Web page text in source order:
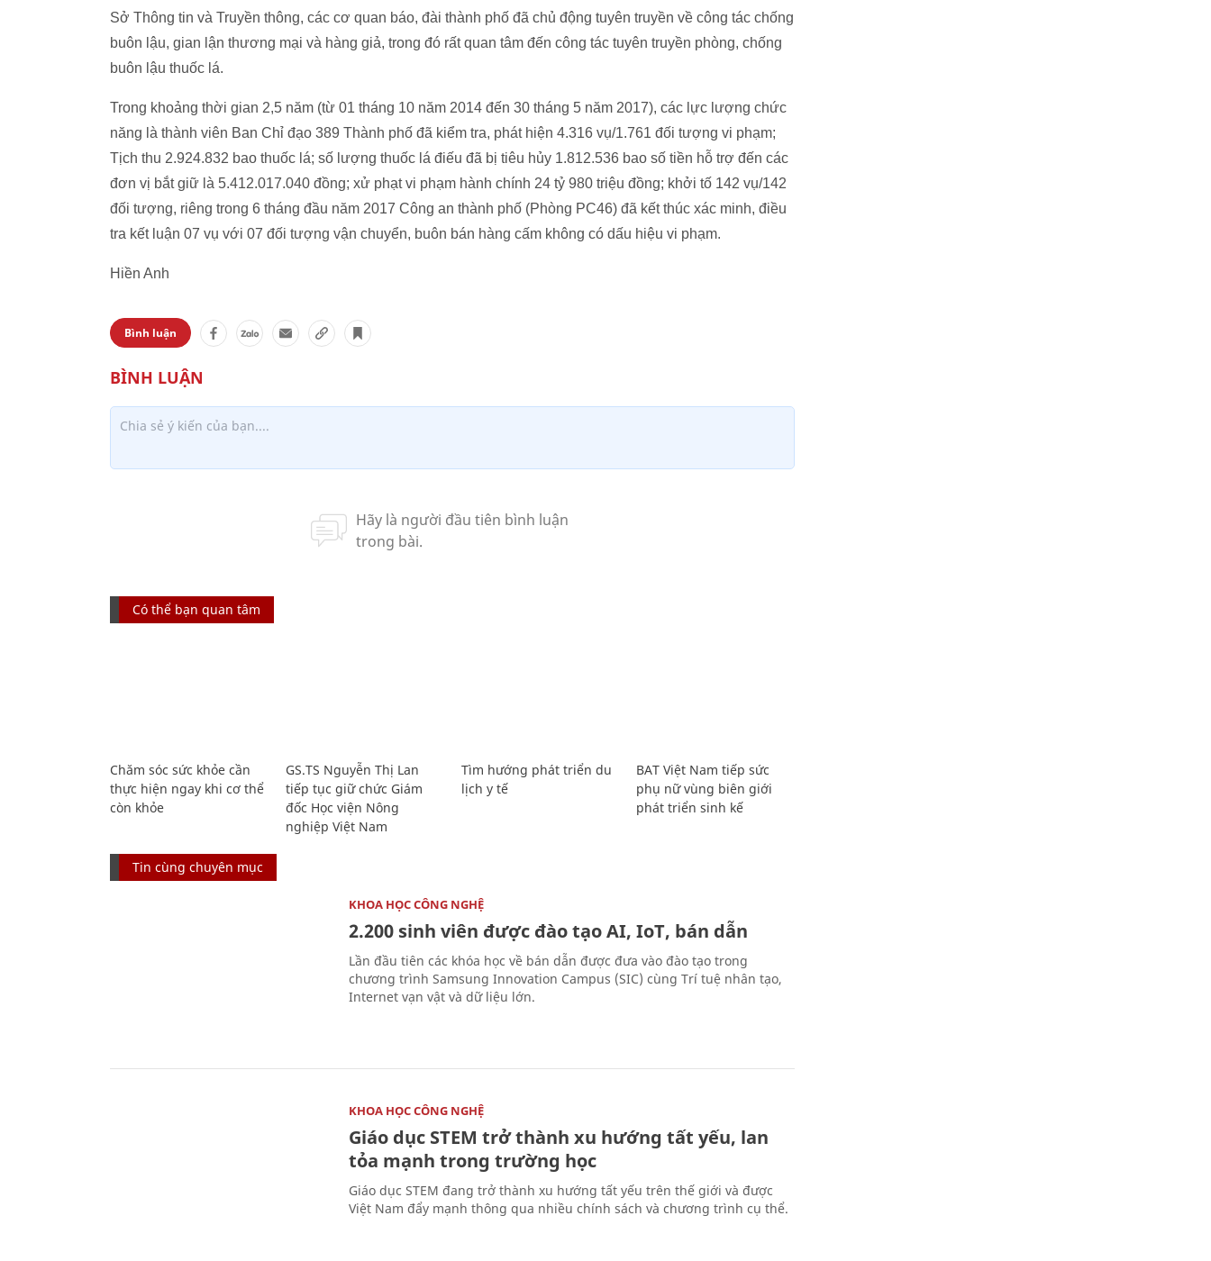
Sở Thông tin và Truyền thông, các cơ quan báo, đài thành phố đã chủ động tuyên truyền về công tác chống
buôn lậu, gian lận thương mại và hàng giả, trong đó rất quan tâm đến công tác tuyên truyền phòng, chống
buôn lậu thuốc lá.
Trong khoảng thời gian 2,5 năm (từ 01 tháng 10 năm 2014 đến 30 tháng 5 năm 2017), các lực lượng chức
năng là thành viên Ban Chỉ đạo 389 Thành phố đã kiểm tra, phát hiện 4.316 vụ/1.761 đối tượng vi phạm;
Tịch thu 2.924.832 bao thuốc lá; số lượng thuốc lá điếu đã bị tiêu hủy 1.812.536 bao số tiền hỗ trợ đến các
đơn vị bắt giữ là 5.412.017.040 đồng; xử phạt vi phạm hành chính 24 tỷ 980 triệu đồng; khởi tố 142 vụ/142
đối tượng, riêng trong 6 tháng đầu năm 2017 Công an thành phố (Phòng PC46) đã kết thúc xác minh, điều
tra kết luận 07 vụ với 07 đối tượng vận chuyển, buôn bán hàng cấm không có dấu hiệu vi phạm.
Hiền Anh
Bình luận
Có thể bạn quan tâm
Chăm sóc sức khỏe cần
thực hiện ngay khi cơ thể
còn khỏe
GS.TS Nguyễn Thị Lan
tiếp tục giữ chức Giám
đốc Học viện Nông
nghiệp Việt Nam
Tìm hướng phát triển du
lịch y tế
BAT Việt Nam tiếp sức
phụ nữ vùng biên giới
phát triển sinh kế
Tin cùng chuyên mục
KHOA HỌC CÔNG NGHỆ
2.200 sinh viên được đào tạo AI, IoT, bán dẫn
Lần đầu tiên các khóa học về bán dẫn được đưa vào đào tạo trong
chương trình Samsung Innovation Campus (SIC) cùng Trí tuệ nhân tạo,
Internet vạn vật và dữ liệu lớn.
KHOA HỌC CÔNG NGHỆ
Giáo dục STEM trở thành xu hướng tất yếu, lan
tỏa mạnh trong trường học
Giáo dục STEM đang trở thành xu hướng tất yếu trên thế giới và được
Việt Nam đẩy mạnh thông qua nhiều chính sách và chương trình cụ thể.